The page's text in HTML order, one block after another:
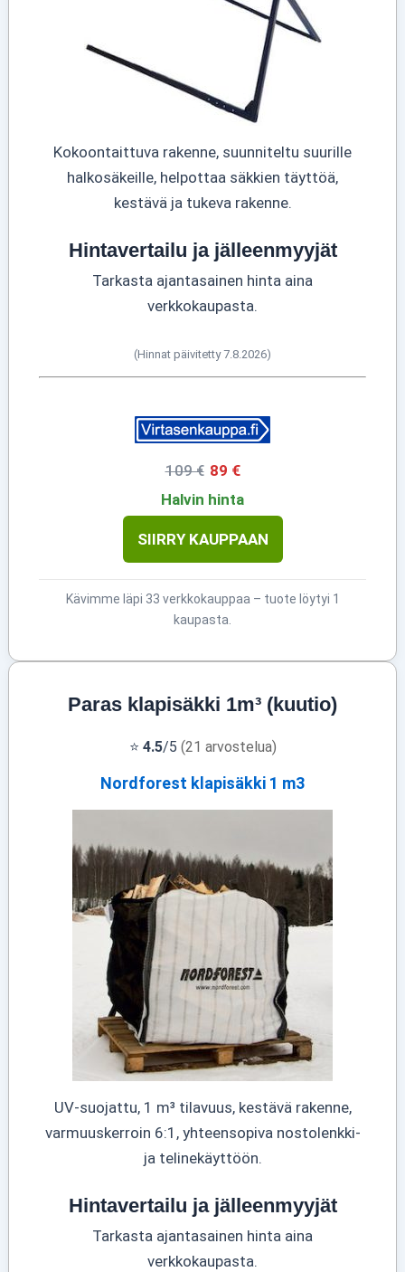
Kokoontaittuva rakenne, suunniteltu suurille
halkosäkeille, helpottaa säkkien täyttöä,
kestävä ja tukeva rakenne.
Hintavertailu ja jälleenmyyjät
Tarkasta ajantasainen hinta aina
verkkokaupasta.
(Hinnat päivitetty 7.8.2026)
109 € 89 €
Halvin hinta
SIIRRY KAUPPAAN
Kävimme läpi 33 verkkokauppaa – tuote löytyi 1
kaupasta.
Paras klapisäkki 1m³ (kuutio)
⭐ 4.5/5 (21 arvostelua)
Nordforest klapisäkki 1 m3
UV-suojattu, 1 m³ tilavuus, kestävä rakenne,
varmuuskerroin 6:1, yhteensopiva nostolenkki-
ja telinekäyttöön.
Hintavertailu ja jälleenmyyjät
Tarkasta ajantasainen hinta aina
verkkokaupasta.